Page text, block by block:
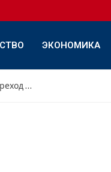
ЭКОНОМИКА
Интервью с Дамиром Садыровым: «Как я разработал переход с переднего треугольника на обратный»